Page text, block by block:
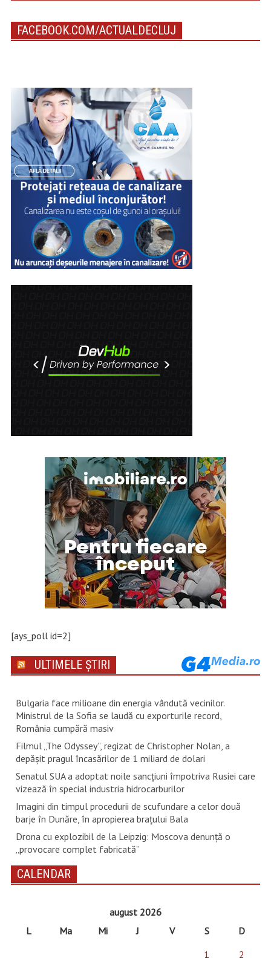
FACEBOOK.COM/ACTUALDECLUJ
[ays_poll id=2]
ULTIMELE ȘTIRI
Bulgaria face milioane din energia vândută vecinilor.
Ministrul de la Sofia se laudă cu exporturile record,
România cumpără masiv
Filmul „The Odyssey”, regizat de Christopher Nolan, a
depăşit pragul încasărilor de 1 miliard de dolari
Senatul SUA a adoptat noile sancţiuni împotriva Rusiei care
vizează în special industria hidrocarburilor
Imagini din timpul procedurii de scufundare a celor două
barje în Dunăre, în apropierea brațului Bala
Drona cu explozibil de la Leipzig: Moscova denunţă o
„provocare complet fabricată”
CALENDAR
august 2026
L
Ma Mi J V S
D
1
2